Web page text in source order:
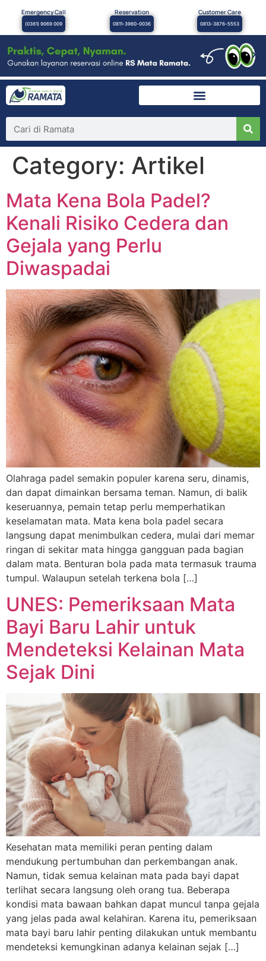
Emergency Call
(0361) 9069 009
Reservation
0811-3960-0036
Customer Care
0813-3876-5553
×
Category: Artikel
Mata Kena Bola Padel?
Kenali Risiko Cedera dan
Gejala yang Perlu
Diwaspadai
Olahraga padel semakin populer karena seru, dinamis,
dan dapat dimainkan bersama teman. Namun, di balik
keseruannya, pemain tetap perlu memperhatikan
keselamatan mata. Mata kena bola padel secara
langsung dapat menimbulkan cedera, mulai dari memar
ringan di sekitar mata hingga gangguan pada bagian
dalam mata. Benturan bola pada mata termasuk trauma
tumpul. Walaupun setelah terkena bola […]
UNES: Pemeriksaan Mata
Bayi Baru Lahir untuk
Mendeteksi Kelainan Mata
Sejak Dini
Kesehatan mata memiliki peran penting dalam
mendukung pertumbuhan dan perkembangan anak.
Namun, tidak semua kelainan mata pada bayi dapat
terlihat secara langsung oleh orang tua. Beberapa
kondisi mata bawaan bahkan dapat muncul tanpa gejala
yang jelas pada awal kelahiran. Karena itu, pemeriksaan
mata bayi baru lahir penting dilakukan untuk membantu
mendeteksi kemungkinan adanya kelainan sejak […]